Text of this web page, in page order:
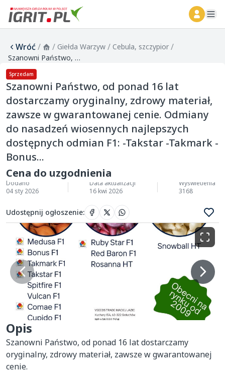
Wróć/ / Giełda Warzyw / Cebula, szczypior /
Szanowni Państwo, od ponad 16 lat dostarczamy oryginalny, zdrowy materiał, zawsze w gwarantowanej cenie. Odmiany do nasadzeń wiosennych najlepszych dostępnych odmian F1: -Takstar -Takmark -Bonus...
Sprzedam
Szanowni Państwo, od ponad 16 lat
dostarczamy oryginalny, zdrowy materiał,
zawsze w gwarantowanej cenie. Odmiany
do nasadzeń wiosennych najlepszych
dostępnych odmian F1: -Takstar -Takmark -
Bonus...
Cena do uzgodnienia
Dodano
04 sty 2026
Data aktualizacji
16 kwi 2026
Wyświetlenia
3168
Udostępnij ogłoszenie:
Opis
Szanowni Państwo, od ponad 16 lat dostarczamy
oryginalny, zdrowy materiał, zawsze w gwarantowanej
cenie.